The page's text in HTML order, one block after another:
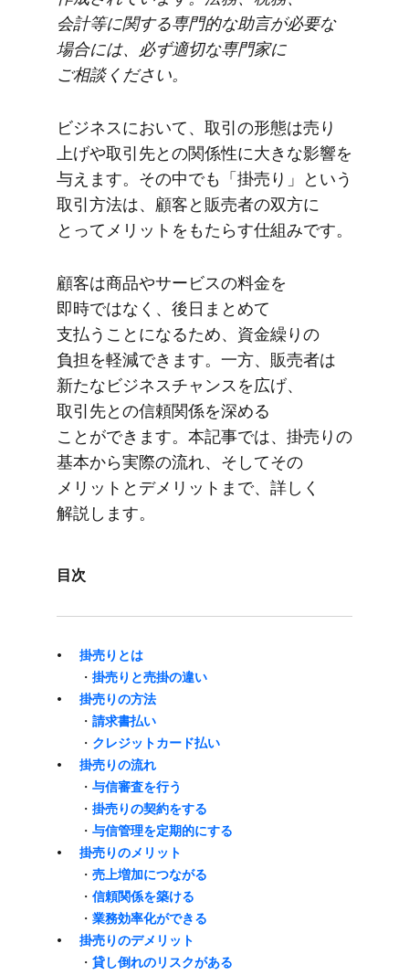
会計等に​関する​専門的な​助言が​必要な​
場合には、​必ず​適切な​専門家に​
ご相談ください。
ビジネスに​おいて、​取引の​形態は​売り​
上げや​取引先との​関係性に​大きな​影響を​
与えます。​その​中でも​「掛売り」と​いう​
取引方​法は、​顧客と​販売者の​双方に​
とって​メリットを​もたらす仕組みです。
顧客は​商品や​サービスの​料金を​
即時ではなく、​後日まとめて​
支払うことに​なる​ため、​資金繰りの​
負担を​軽減できます。​一方、​販売者は​
新たな​ビジネスチャンスを​広げ、​
取引先との​信頼関係を​深める​
ことができます。​本記事では、​掛売りの​
基本から​実際の​流れ、​そして​その​
メリットと​デメリットまで、​詳しく​
解説します。
目次
掛売りとは
・ ​掛売りと​売掛の​違い
掛売りの​方​法
・ 請求書払い
・ クレジットカード払い
掛売りの​流れ
・ 与信審査を​行う
・ ​掛売りの​契約を​する
・ 与信管理を​定期的に​する
掛売りの​メリット
・ 売上増加に​つながる
・ 信頼関係を​築ける
・ 業務効率化が​できる
掛売りの​デメリット
・ 貸し倒れの​リスクが​ある